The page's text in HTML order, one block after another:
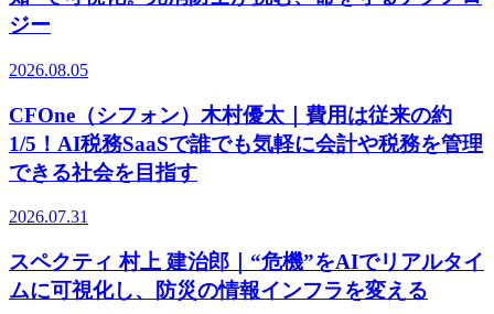
ジー
2026.08.05
CFOne（シフォン）木村優太｜費用は従来の約
1/5！AI税務SaaSで誰でも気軽に会計や税務を管理
できる社会を目指す
2026.07.31
スペクティ 村上 建治郎｜“危機”をAIでリアルタイ
ムに可視化し、防災の情報インフラを変える